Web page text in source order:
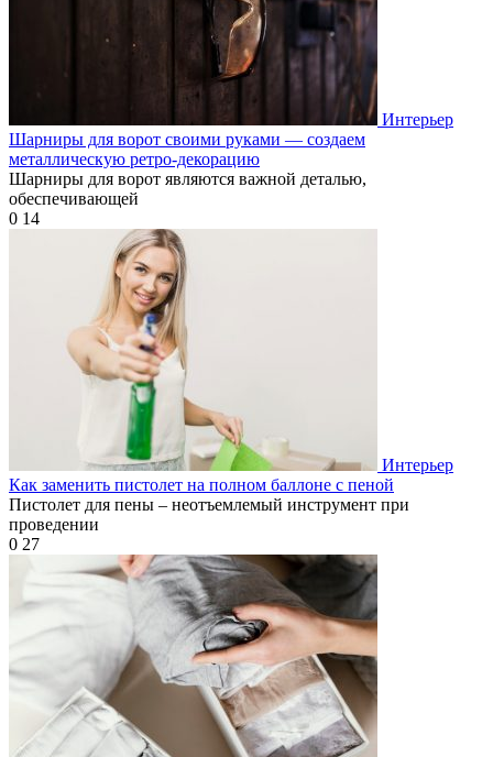
Интерьер
Шарниры для ворот своими руками — создаем
металлическую ретро-декорацию
Шарниры для ворот являются важной деталью,
обеспечивающей
0 14
Интерьер
Как заменить пистолет на полном баллоне с пеной
Пистолет для пены – неотъемлемый инструмент при
проведении
0 27